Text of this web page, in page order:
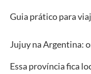
Guia prático para
Jujuy na Argentina:
Essa província fica